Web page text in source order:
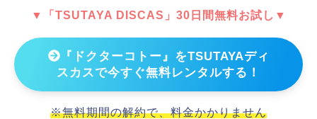
▼「TSUTAYA DISCAS」30日間無料お試し▼
『ドクターコトー』をTSUTAYAディ
スカスで今すぐ無料レンタルする！
※無料期間の解約で、料金かかりません